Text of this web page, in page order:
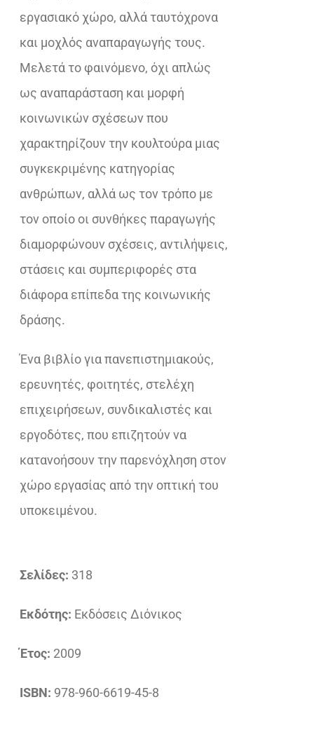
εργασιακό χώρο, αλλά ταυτόχρονα
και μοχλός αναπαραγωγής τους.
Μελετά το φαινόμενο, όχι απλώς
ως αναπαράσταση και μορφή
κοινωνικών σχέσεων που
χαρακτηρίζουν την κουλτούρα μιας
συγκεκριμένης κατηγορίας
ανθρώπων, αλλά ως τον τρόπο με
τον οποίο οι συνθήκες παραγωγής
διαμορφώνουν σχέσεις, αντιλήψεις,
στάσεις και συμπεριφορές στα
διάφορα επίπεδα της κοινωνικής
δράσης.
Ένα βιβλίο για πανεπιστημιακούς,
ερευνητές, φοιτητές, στελέχη
επιχειρήσεων, συνδικαλιστές και
εργοδότες, που επιζητούν να
κατανοήσουν την παρενόχληση στον
χώρο εργασίας από την οπτική του
υποκειμένου.
Σελίδες: 318
Εκδότης: Εκδόσεις Διόνικος
Έτος: 2009
ISBN: 978-960-6619-45-8